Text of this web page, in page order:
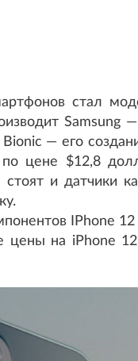
стал
Samsung
— его
цене $12,8
и датчики
IPhone
цены на iPhone